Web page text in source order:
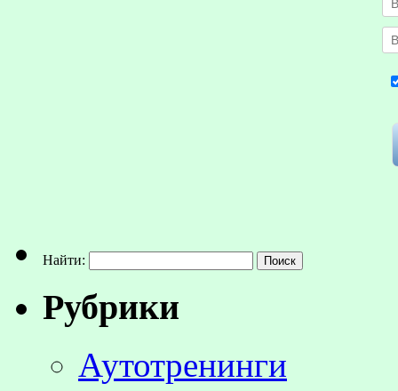
Найти:
Рубрики
Аутотренинги